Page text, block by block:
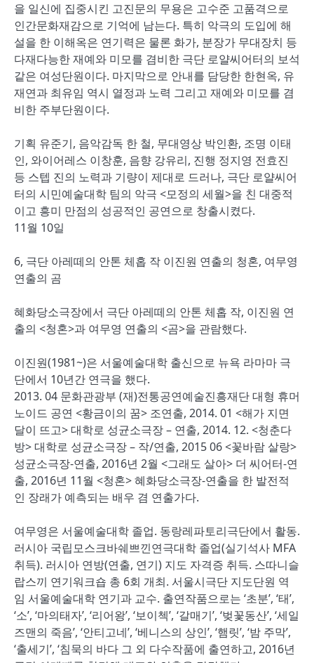
을 일신에 집중시킨 고진문의 무용은 고수준 고품격으로
인간문화재감으로 기억에 남는다. 특히 악극의 도입에 해
설을 한 이해옥은 연기력은 물론 화가, 분장가 무대장치 등
다재다능한 재예와 미모를 겸비한 극단 로얄씨어터의 보석
같은 여성단원이다. 마지막으로 안내를 담당한 한현옥, 유
재연과 최유임 역시 열정과 노력 그리고 재예와 미모를 겸
비한 주부단원이다.
기획 유준기, 음악감독 한 철, 무대영상 박인환, 조명 이태
인, 와이어레스 이창훈, 음향 강유리, 진행 정지영 전효진
등 스텝 진의 노력과 기량이 제대로 드러나, 극단 로얄씨어
터의 시민예술대학 팀의 악극 <모정의 세월>을 친 대중적
이고 흥미 만점의 성공적인 공연으로 창출시켰다.
11월 10일
6, 극단 아레떼의 안톤 체홉 작 이진원 연출의 청혼, 여무영
연출의 곰
혜화당소극장에서 극단 아레떼의 안톤 체홉 작, 이진원 연
출의 <청혼>과 여무영 연출의 <곰>을 관람했다.
이진원(1981~)은 서울예술대학 출신으로 뉴욕 라마마 극
단에서 10년간 연극을 했다.
2013. 04 문화관광부 (재)전통공연예술진흥재단 대형 휴머
노이드 공연 <황금이의 꿈> 조연출, 2014. 01 <해가 지면
달이 뜨고> 대학로 성균소극장 – 연출, 2014. 12. <청춘다
방> 대학로 성균소극장 – 작/연출, 2015 06 <꽃바람 살랑>
성균소극장-연출, 2016년 2월 <그래도 살아> 더 씨어터-연
출, 2016년 11월 <청혼> 혜화당소극장-연출을 한 발전적
인 장래가 예측되는 배우 겸 연출가다.
여무영은 서울예술대학 졸업. 동랑레파토리극단에서 활동.
러시아 국립모스크바쉐쁘낀연극대학 졸업(실기석사 MFA
취득). 러시아 연방(연출, 연기) 지도 자격증 취득. 스따니슬
랍스끼 연기워크숍 총 6회 개최. 서울시극단 지도단원 역
임 서울예술대학 연기과 교수. 출연작품으로는 ‘초분’, ‘태’,
‘소’, ‘마의태자’, ‘리어왕’, ‘보이첵’, ‘갈매기’, ‘벚꽃동산’, ‘세일
즈맨의 죽음’, ‘안티고네’, ‘베니스의 상인’, ‘햄릿’, ‘밤 주막’,
‘출세기’, ‘침묵의 바다 그 외 다수작품에 출연하고, 2016년